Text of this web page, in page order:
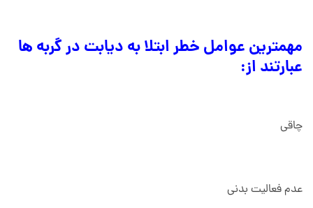
مهمترین عوامل خطر ابتلا به دیابت در گربه ها
عبارتند از:
چاقی
عدم فعالیت بدنی